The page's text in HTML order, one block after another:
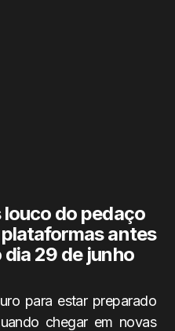
do pedaço
antes
29 de junho
para estar preparado
chegar em novas